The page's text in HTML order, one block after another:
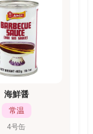
海鮮醤
常温
4号缶